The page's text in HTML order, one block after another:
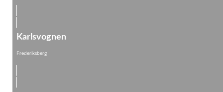
Karlsvognen
Frederiksberg